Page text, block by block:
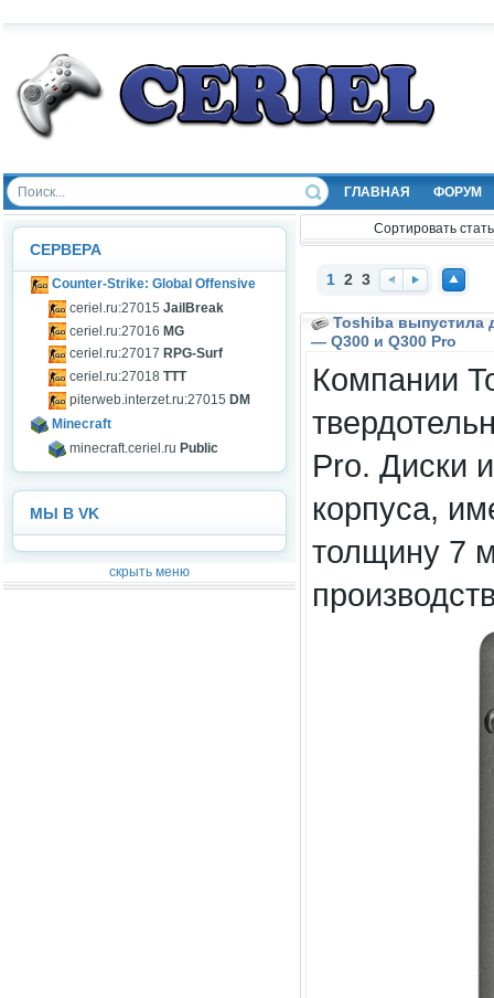
ГЛАВНАЯ ФОРУМ
СЕРВЕРА
Counter-Strike: Global Offensive
ceriel.ru:27015 JailBreak
ceriel.ru:27016 MG
ceriel.ru:27017 RPG-Surf
ceriel.ru:27018 TTT
piterweb.interzet.ru:27015 DM
Minecraft
minecraft.ceriel.ru Public
МЫ В VK
скрыть меню
Сортировать
1 2 3
ад
ред ерх
Toshiba выпустила
— Q300 и Q300 Pro
Компании
Pro. Диски
корпуса,
толщину 7